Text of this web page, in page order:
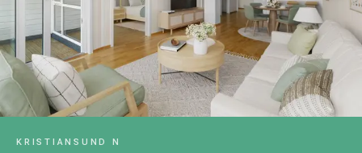
KRISTIANSUND N